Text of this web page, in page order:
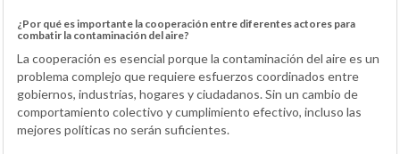
¿Por qué es importante la cooperación entre diferentes actores para
combatir la contaminación del aire?
La cooperación es esencial porque la contaminación del aire es un
problema complejo que requiere esfuerzos coordinados entre
gobiernos, industrias, hogares y ciudadanos. Sin un cambio de
comportamiento colectivo y cumplimiento efectivo, incluso las
mejores políticas no serán suficientes.